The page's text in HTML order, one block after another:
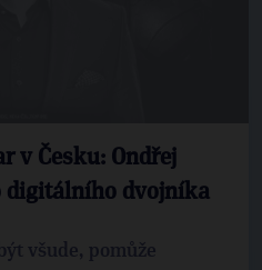
v Česku: Ondřej
digitálního dvojníka
všude, pomůže